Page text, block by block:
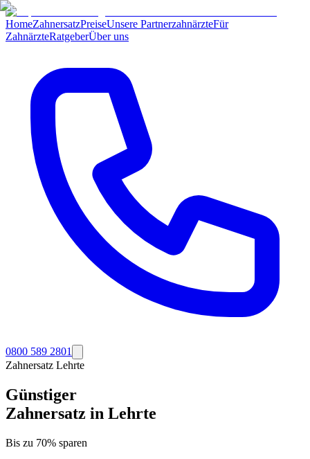
HomeZahnersatzPreiseUnsere PartnerzahnärzteFür
ZahnärzteRatgeberÜber uns
0800 589 2801
Zahnersatz Lehrte
Günstiger
Zahnersatz in Lehrte
Bis zu 70% sparen